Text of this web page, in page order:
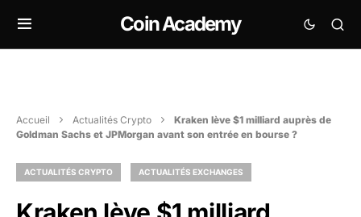
Coin Academy
Accueil Actualités Crypto
Kraken lève $1 milliard auprès de
Goldman Sachs et JPMorgan avant son entrée en bourse ?
ACTUALITÉS CRYPTO ACTUALITÉS EXCHANGES